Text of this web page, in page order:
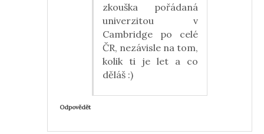
zkouška pořádaná
univerzitou v
Cambridge po celé
ČR, nezávisle na tom,
kolik ti je let a co
děláš :)
Odpovědět